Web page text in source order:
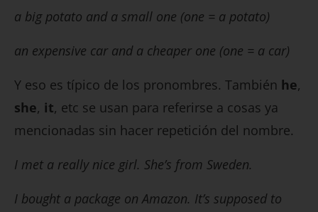
a big potato and a small one (one = a potato)
an expensive car and a cheaper one (one = a car)
Y eso es típico de los pronombres. También he,
she, it, etc se usan para referirse a cosas ya
mencionadas sin hacer repetición del nombre.
I met a really nice girl. She’s from Sweden.
I bought a package on Amazon. It’s supposed to